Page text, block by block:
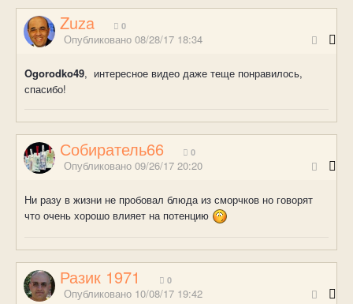
Zuza 0
Опубликовано 08/28/17 18:34
Ogorodko49, интересное видео даже теще понравилось,
спасибо!
Собиратель66 0
Опубликовано 09/26/17 20:20
Ни разу в жизни не пробовал блюда из сморчков но говорят
что очень хорошо влияет на потенцию
Разик 1971 0
Опубликовано 10/08/17 19:42